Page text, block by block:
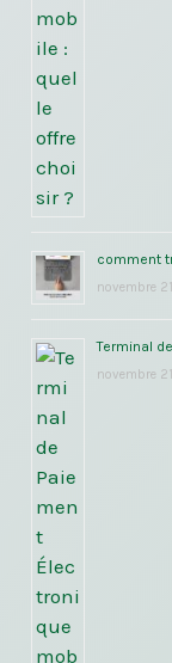
comment
novembre
Terminal
novembre